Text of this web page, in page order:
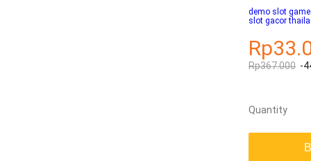
demo slot
slot gacor
Rp367.000 -
Quantity